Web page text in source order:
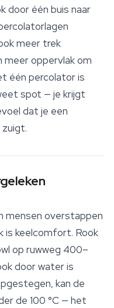
door één buis naar
meer trek
meer oppervlak om
één percolator is
spot — je krijgt
dat je een
mensen overstappen
is keelcomfort. Rook
op ruwweg 400–
door water is
kan de
de 100 °C — het